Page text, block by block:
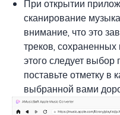
При открытии
сканирование
внимание, что это
треков,
этого следует выбор
поставьте отметку
выбранной вами